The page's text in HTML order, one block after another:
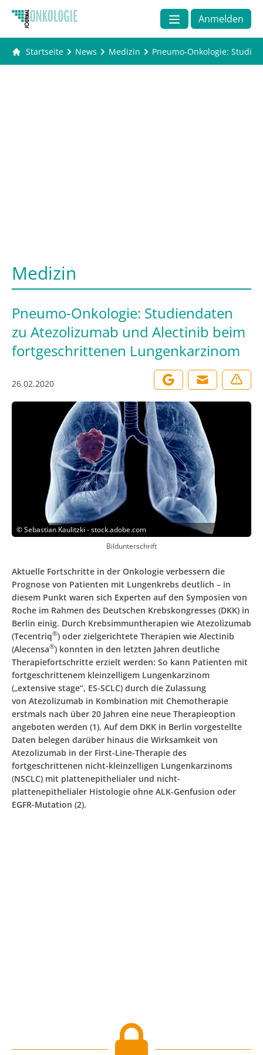
Anmelden
Startseite News Medizin Pneumo-Onkologie:
Medizin
Pneumo-Onkologie: Studiendaten
zu Atezolizumab und Alectinib beim
fortgeschrittenen Lungenkarzinom
26.02.2020
©Sebastian Kaulitzki - stock.adobe.com
Bildunterschrift
Aktuelle Fortschritte in der Onkologie verbessern die
Prognose von Patienten mit Lungenkrebs deutlich – in
diesem Punkt waren sich Experten auf den Symposien von
Roche im Rahmen des Deutschen Krebskongresses (DKK) in
Berlin einig. Durch Krebsimmuntherapien wie Atezolizumab
(Tecentriq®) oder zielgerichtete Therapien wie Alectinib
(Alecensa®) konnten in den letzten Jahren deutliche
Therapiefortschritte erzielt werden: So kann Patienten mit
fortgeschrittenem kleinzelligem Lungenkarzinom
(„extensive stage“, ES-SCLC) durch die Zulassung
von Atezolizumab in Kombination mit Chemotherapie
erstmals nach über 20 Jahren eine neue Therapieoption
angeboten werden (1). Auf dem DKK in Berlin vorgestellte
Daten belegen darüber hinaus die Wirksamkeit von
Atezolizumab in der First-Line-Therapie des
fortgeschrittenen nicht-kleinzelligen Lungenkarzinoms
(NSCLC) mit plattenepithelialer und nicht-
plattenepithelialer Histologie ohne ALK-Genfusion oder
EGFR-Mutation (2).